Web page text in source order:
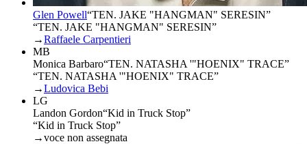
Glen Powell“TEN. JAKE "HANGMAN" SERESIN”
“TEN. JAKE "HANGMAN" SERESIN”
→Raffaele Carpentieri
MB
Monica Barbaro“TEN. NATASHA '"HOENIX" TRACE”
“TEN. NATASHA '"HOENIX" TRACE”
→Ludovica Bebi
LG
Landon Gordon“Kid in Truck Stop”
“Kid in Truck Stop”
→voce non assegnata